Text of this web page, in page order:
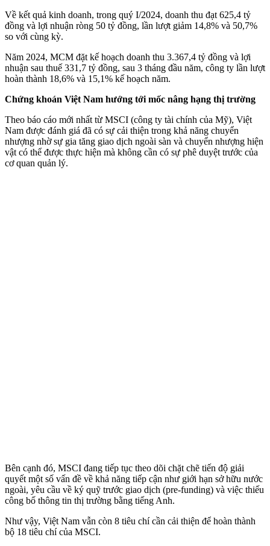
Về kết quả kinh doanh, trong quý I/2024, doanh thu đạt 625,4 tỷ
đồng và lợi nhuận ròng 50 tỷ đồng, lần lượt giảm 14,8% và 50,7%
so với cùng kỳ.
Năm 2024, MCM đặt kế hoạch doanh thu 3.367,4 tỷ đồng và lợi
nhuận sau thuế 331,7 tỷ đồng, sau 3 tháng đầu năm, công ty lần lượt
hoàn thành 18,6% và 15,1% kế hoạch năm.
Chứng khoán Việt Nam hướng tới mốc nâng hạng thị trường
Theo báo cáo mới nhất từ MSCI (công ty tài chính của Mỹ), Việt
Nam được đánh giá đã có sự cải thiện trong khả năng chuyển
nhượng nhờ sự gia tăng giao dịch ngoài sàn và chuyển nhượng hiện
vật có thể được thực hiện mà không cần có sự phê duyệt trước của
cơ quan quản lý.
Bên cạnh đó, MSCI đang tiếp tục theo dõi chặt chẽ tiến độ giải
quyết một số vấn đề về khả năng tiếp cận như giới hạn sở hữu nước
ngoài, yêu cầu về ký quỹ trước giao dịch (pre-funding) và việc thiếu
công bố thông tin thị trường bằng tiếng Anh.
Như vậy, Việt Nam vẫn còn 8 tiêu chí cần cải thiện để hoàn thành
bộ 18 tiêu chí của MSCI.